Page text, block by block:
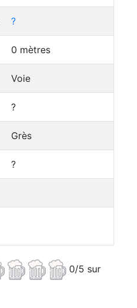
?
0 mètres
Voie
?
Grès
?
0/5 sur